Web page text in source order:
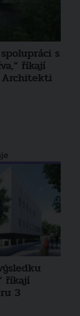
s
říkají
Architekti
říkají
3